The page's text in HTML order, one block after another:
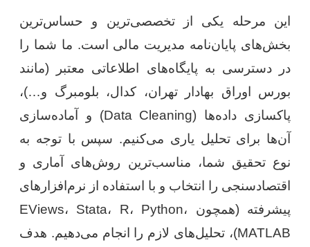
این مرحله یکی از تخصصی‌ترین و حساس‌ترین
بخش‌های پایان‌نامه مدیریت مالی است. ما شما را
در دسترسی به پایگاه‌های اطلاعاتی معتبر (مانند
بورس اوراق بهادار تهران، کدال، بلومبرگ و…)،
پاکسازی داده‌ها (Data Cleaning) و آماده‌سازی
آن‌ها برای تحلیل یاری می‌کنیم. سپس با توجه به
نوع تحقیق شما، مناسب‌ترین روش‌های آماری و
اقتصادسنجی را انتخاب و با استفاده از نرم‌افزارهای
پیشرفته (همچون EViews، Stata، R، Python،
MATLAB)، تحلیل‌های لازم را انجام می‌دهیم. هدف